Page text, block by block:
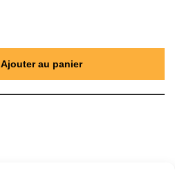
Ajouter au panier